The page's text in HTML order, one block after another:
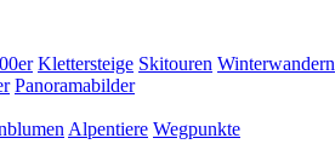
Klettersteige Skitouren Winterwandern
Panoramabilder
Alpentiere Wegpunkte